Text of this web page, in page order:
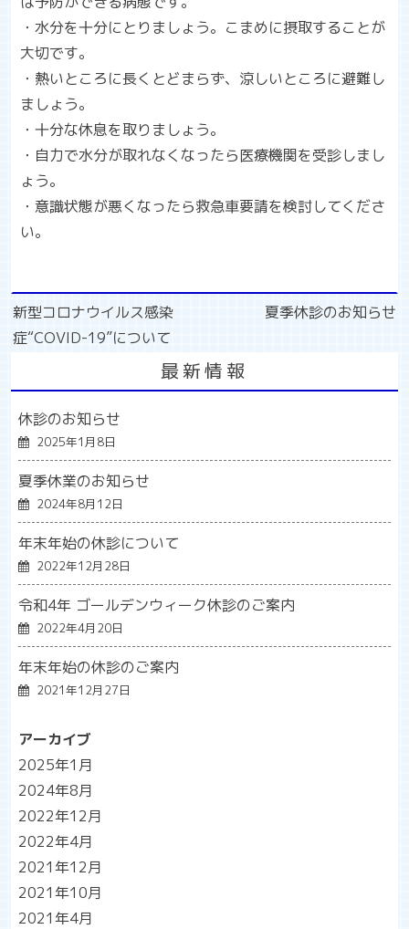
・水分を十分にとりましょう。こまめに摂取することが
大切です。
・熱いところに長くとどまらず、涼しいところに避難し
ましょう。
・十分な休息を取りましょう。
・自力で水分が取れなくなったら医療機関を受診しまし
ょう。
・意識状態が悪くなったら救急車要請を検討してくださ
い。
投
稿
ビ
ゲ
ー
シ
ョ
ン
新型コロナウイルス感染
症“COVID-19”について
夏季休診のお知らせ
最新情報
休診のお知らせ
2025年1月8日
夏季休業のお知らせ
2024年8月12日
年末年始の休診について
2022年12月28日
令和4年 ゴールデンウィーク休診のご案内
2022年4月20日
年末年始の休診のご案内
2021年12月27日
アーカイブ
2025年1月
2024年8月
2022年12月
2022年4月
2021年12月
2021年10月
2021年4月